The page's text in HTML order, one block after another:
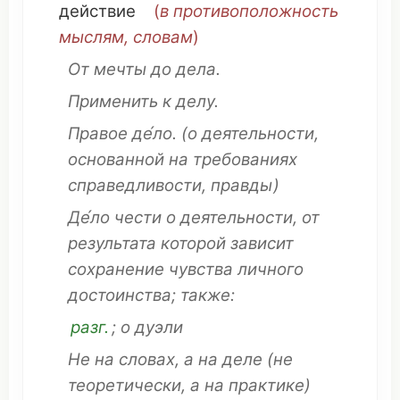
действие
(в противоположность
мыслям, словам)
От мечтыдо дела.
Применить к делу.
Правое де́ло. (одеятельности,
основанной на требованиях
справедливости, правды)
Де́ло чести одеятельности, от
результата которой зависит
сохранение чувства личного
достоинства; также:
разг. ; одуэли
Не на словах, а на деле (не
теоретически, а на практике)